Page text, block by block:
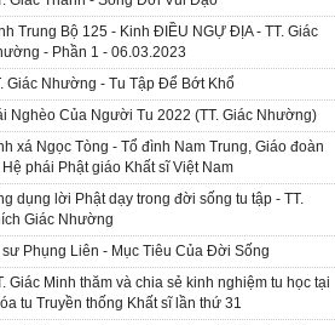
Trung Bộ 125 - Kinh ÐIỀU NGỰ ĐỊA - TT. Giác
- Phần 1 - 06.03.2023
Giác Nhường - Tu Tập Để Bớt Khổ
Nghèo Của Người Tu 2022 (TT. Giác Nhường)
xá Ngọc Tòng - Tổ đình Nam Trung, Giáo đoàn
Hệ phái Phật giáo Khất sĩ Việt Nam
dụng lời Phật dạy trong đời sống tu tập - TT.
Giác Nhường
sư Phụng Liên - Mục Tiêu Của Đời Sống
Giác Minh thăm và chia sẻ kinh nghiệm tu học tại
tu Truyền thống Khất sĩ lần thứ 31